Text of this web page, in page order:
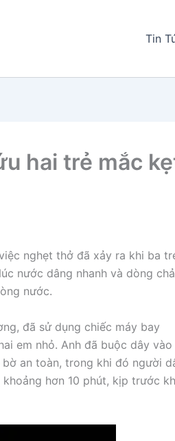
Tin
hai trẻ mắc
nghẹt thở đã xảy ra khi ba
nước dâng nhanh và dòng
nước.
đã sử dụng chiếc máy bay
em nhỏ. Anh đã buộc dây vào
an toàn, trong khi đó người
hơn 10 phút, kịp trước